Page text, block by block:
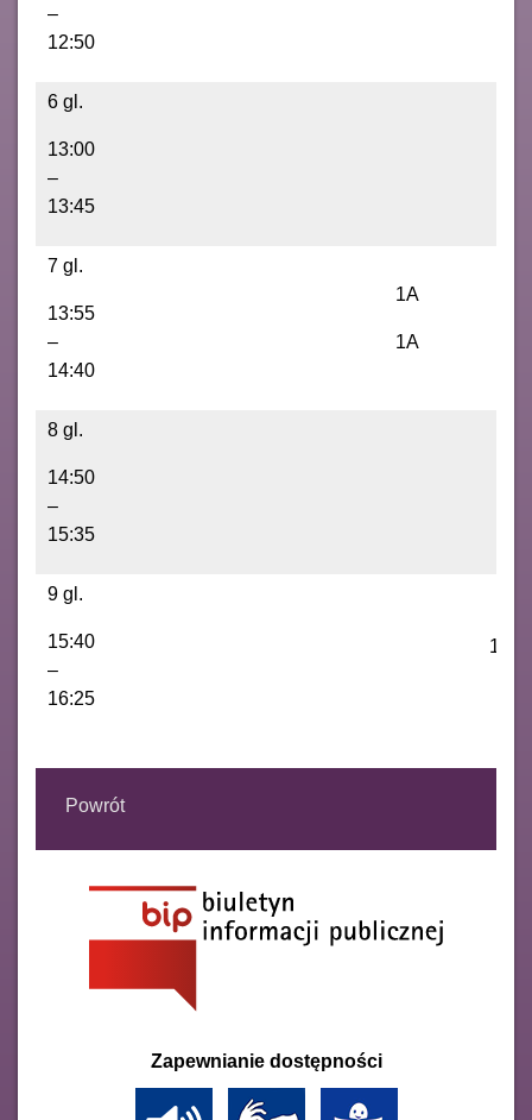
–
12:50
6 gl.
13:00
–
13:45
7 gl.
13:55
–
14:40
1A
1A
8 gl.
14:50
–
15:35
9 gl.
15:40
–
16:25
1C
Powrót
Zapewnianie dostępności